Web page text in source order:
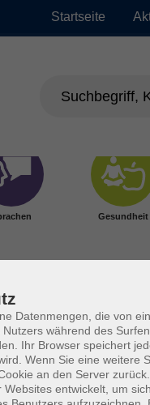
Startseite
Gesundheit
Datenmengen, die von
während des
Ihr Browser speichert
Wenn Sie eine weitere
an den Server
Websites entwickelt, um